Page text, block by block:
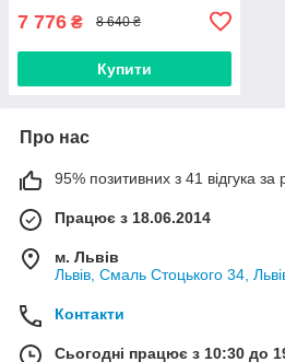
7 776 ₴ 8 640 ₴
Купити
Про нас
95% позитивних з 41 відгука за
Працює з 18.06.2014
м. Львів
Львів, Смаль Стоцького 34,
Контакти
Сьогодні працює з 10:30 до